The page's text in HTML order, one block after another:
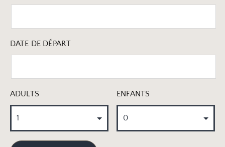
DATE DE DÉPART
ADULTS ENFANTS